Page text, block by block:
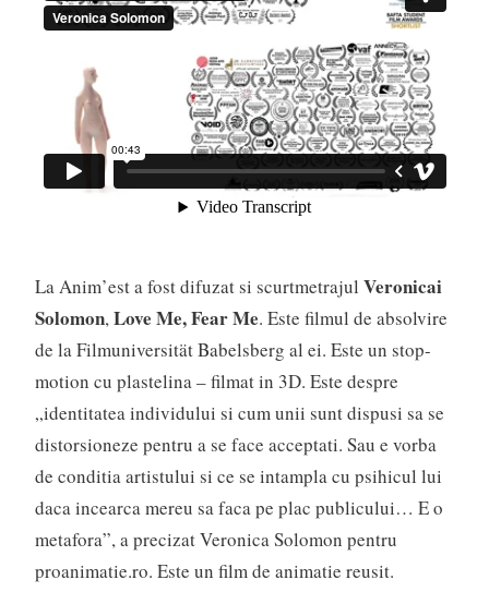
La Anim’est a fost difuzat si scurtmetrajul Veronicai
Solomon,Love Me, Fear Me. Este filmul de absolvire
de la Filmuniversität Babelsberg al ei. Este un stop-
motion cu plastelina – filmat in 3D. Este despre
„identitatea individului si cum unii sunt dispusi sa se
distorsioneze pentru a se face acceptati. Sau e vorba
de conditia artistului si ce se intampla cu psihicul lui
daca incearca mereu sa faca pe plac publicului… E o
metafora”, a precizat Veronica Solomon pentru
proanimatie.ro. Este un film de animatie reusit.